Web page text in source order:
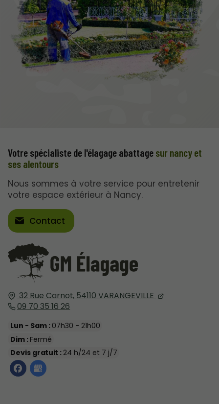
32 Rue Carnot, 54110 VARANGEVILLE
09 70 35 16 26
Lun - Sam : 07h30 - 21h00
Dim : Fermé
Devis gratuit : 24 h/24 et 7 j/7
Votre spécialiste de l'élagage abattage sur nancy et
ses alentours
Nous sommes à votre service pour entretenir
votre espace extérieur à Nancy.
Contact